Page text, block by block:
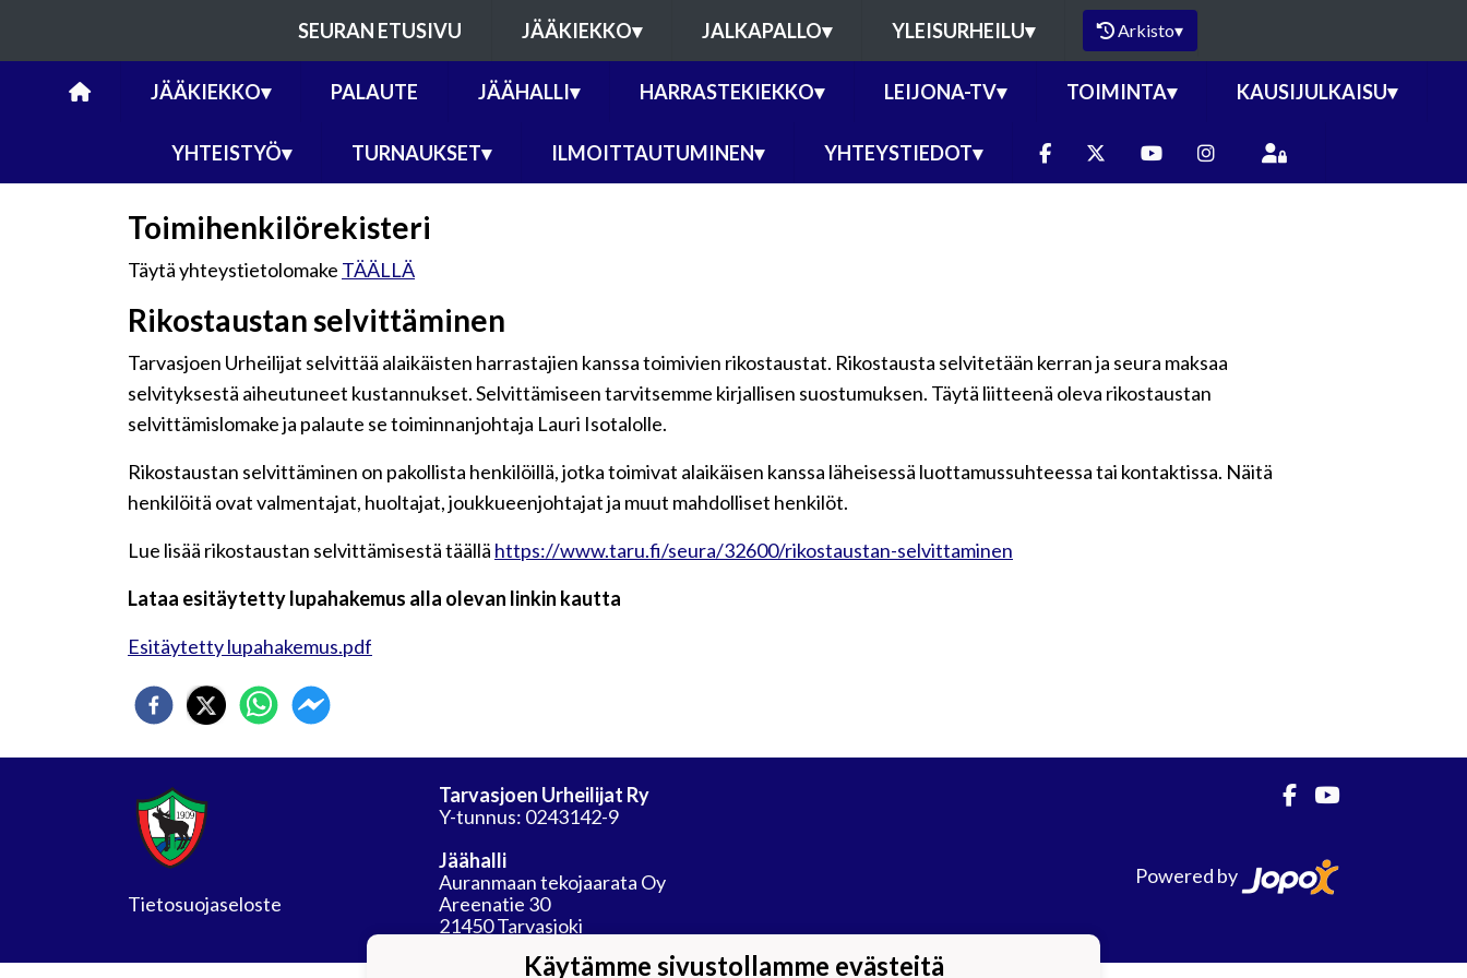
SEURAN ETUSIVU JÄÄKIEKKO▾ JALKAPALLO▾ YLEISURHEILU▾ Arkisto▾
JÄÄKIEKKO▾ PALAUTE JÄÄHALLI▾ HARRASTEKIEKKO▾ LEIJONA-TV▾ TOIMINTA▾ KAUSIJULKAISU▾
YHTEISTYÖ▾ TURNAUKSET▾ ILMOITTAUTUMINEN▾ YHTEYSTIEDOT▾
Toimihenkilörekisteri
Täytä yhteystietolomake TÄÄLLÄ
Rikostaustan selvittäminen
Tarvasjoen Urheilijat selvittää alaikäisten harrastajien kanssa toimivien rikostaustat. Rikostausta selvitetään kerran ja seura maksaa
selvityksestä aiheutuneet kustannukset. Selvittämiseen tarvitsemme kirjallisen suostumuksen. Täytä liitteenä oleva rikostaustan
selvittämislomake ja palaute se toiminnanjohtaja Lauri Isotalolle.
Rikostaustan selvittäminen on pakollista henkilöillä, jotka toimivat alaikäisen kanssa läheisessä luottamussuhteessa tai kontaktissa. Näitä
henkilöitä ovat valmentajat, huoltajat, joukkueenjohtajat ja muut mahdolliset henkilöt.
Lue lisää rikostaustan selvittämisestä täällä https://www.taru.fi/seura/32600/rikostaustan-selvittaminen
Lataa esitäytetty lupahakemus alla olevan linkin kautta
Esitäytetty lupahakemus.pdf
Tietosuojaseloste
Tarvasjoen Urheilijat Ry
Y-tunnus: 0243142-9
Jäähalli
Auranmaan tekojaarata Oy
Areenatie 30
21450 Tarvasjoki
Powered by
Käytämme sivustollamme evästeitä